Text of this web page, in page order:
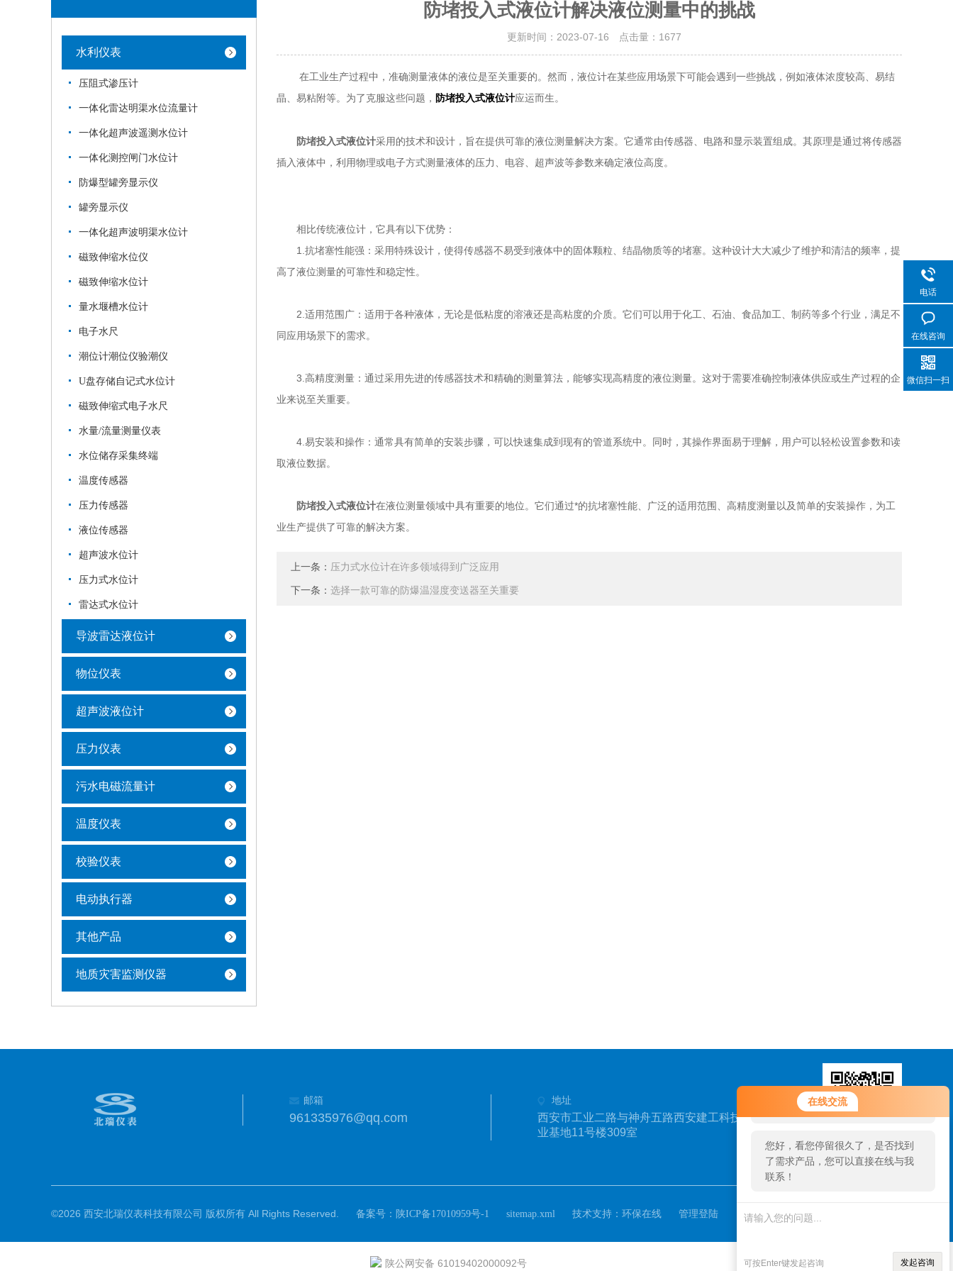
在线交流
您好！欢迎前来咨询，很高兴为您
服务，请问您要咨询什么问题呢？
您好，看您停留很久了，是否找到
了需求产品，您可以直接在线与我
联系！
可按Enter键发起咨询 发起咨询
水利仪表
压阻式渗压计
一体化雷达明渠水位流量计
一体化超声波遥测水位计
一体化测控闸门水位计
防爆型罐旁显示仪
罐旁显示仪
一体化超声波明渠水位计
磁致伸缩水位仪
磁致伸缩水位计
量水堰槽水位计
电子水尺
潮位计潮位仪验潮仪
U盘存储自记式水位计
磁致伸缩式电子水尺
水量/流量测量仪表
水位储存采集终端
温度传感器
压力传感器
液位传感器
超声波水位计
压力式水位计
雷达式水位计
导波雷达液位计
物位仪表
超声波液位计
压力仪表
污水电磁流量计
温度仪表
校验仪表
电动执行器
其他产品
地质灾害监测仪器
防堵投入式液位计解决液位测量中的挑战
更新时间：2023-07-16 点击量： 1677
在工业生产过程中，准确测量液体的液位是至关重要的。然而，液位计在某些应用场景下可能会遇到一些挑战，例如液体浓度较高、易结
晶、易粘附等。为了克服这些问题， 防堵投入式液位计应运而生。
防堵投入式液位计采用的技术和设计，旨在提供可靠的液位测量解决方案。它通常由传感器、电路和显示装置组成。其原理是通过将传感器
插入液体中，利用物理或电子方式测量液体的压力、电容、超声波等参数来确定液位高度。
相比传统液位计，它具有以下优势：
1.抗堵塞性能强：采用特殊设计，使得传感器不易受到液体中的固体颗粒、结晶物质等的堵塞。这种设计大大减少了维护和清洁的频率，提
高了液位测量的可靠性和稳定性。
2.适用范围广：适用于各种液体，无论是低粘度的溶液还是高粘度的介质。它们可以用于化工、石油、食品加工、制药等多个行业，满足不
同应用场景下的需求。
3.高精度测量：通过采用先进的传感器技术和精确的测量算法，能够实现高精度的液位测量。这对于需要准确控制液体供应或生产过程的企
业来说至关重要。
4.易安装和操作：通常具有简单的安装步骤，可以快速集成到现有的管道系统中。同时，其操作界面易于理解，用户可以轻松设置参数和读
取液位数据。
防堵投入式液位计在液位测量领域中具有重要的地位。它们通过*的抗堵塞性能、广泛的适用范围、高精度测量以及简单的安装操作，为工
业生产提供了可靠的解决方案。
上一条： 压力式水位计在许多领域得到广泛应用
下一条： 选择一款可靠的防爆温湿度变送器至关重要
邮箱
961335976@qq.com
地址
西安市工业二路与神舟五路西安建工科技创
业基地11号楼309室
扫一扫，关注我们
©2026 西安北瑞仪表科技有限公司 版权所有 All Rights Reserved. 备案号： 陕ICP备17010959号-1 sitemap.xml 技术支持： 环保在线 管理登陆
电话
在线咨询
微信扫一扫
陕公网安备 61019402000092号